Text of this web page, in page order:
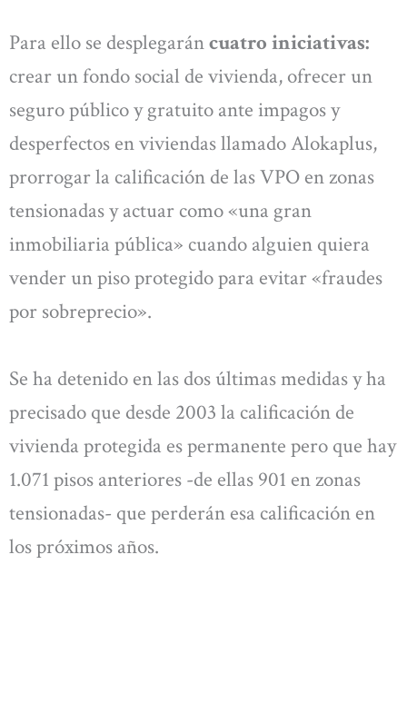
Para ello se desplegaráncuatro iniciativas:
crear un fondo social de vivienda, ofrecer un
seguro público y gratuito ante impagos y
desperfectos en viviendas llamado Alokaplus,
prorrogar la calificación de las VPO en zonas
tensionadas y actuar como «una gran
inmobiliaria pública» cuando alguien quiera
vender un piso protegido para evitar «fraudes
por sobreprecio».
Se ha detenido en las dos últimas medidas y ha
precisado que desde 2003 la calificación de
vivienda protegida es permanente pero que hay
1.071 pisos anteriores -de ellas 901 en zonas
tensionadas- que perderán esa calificación en
los próximos años.